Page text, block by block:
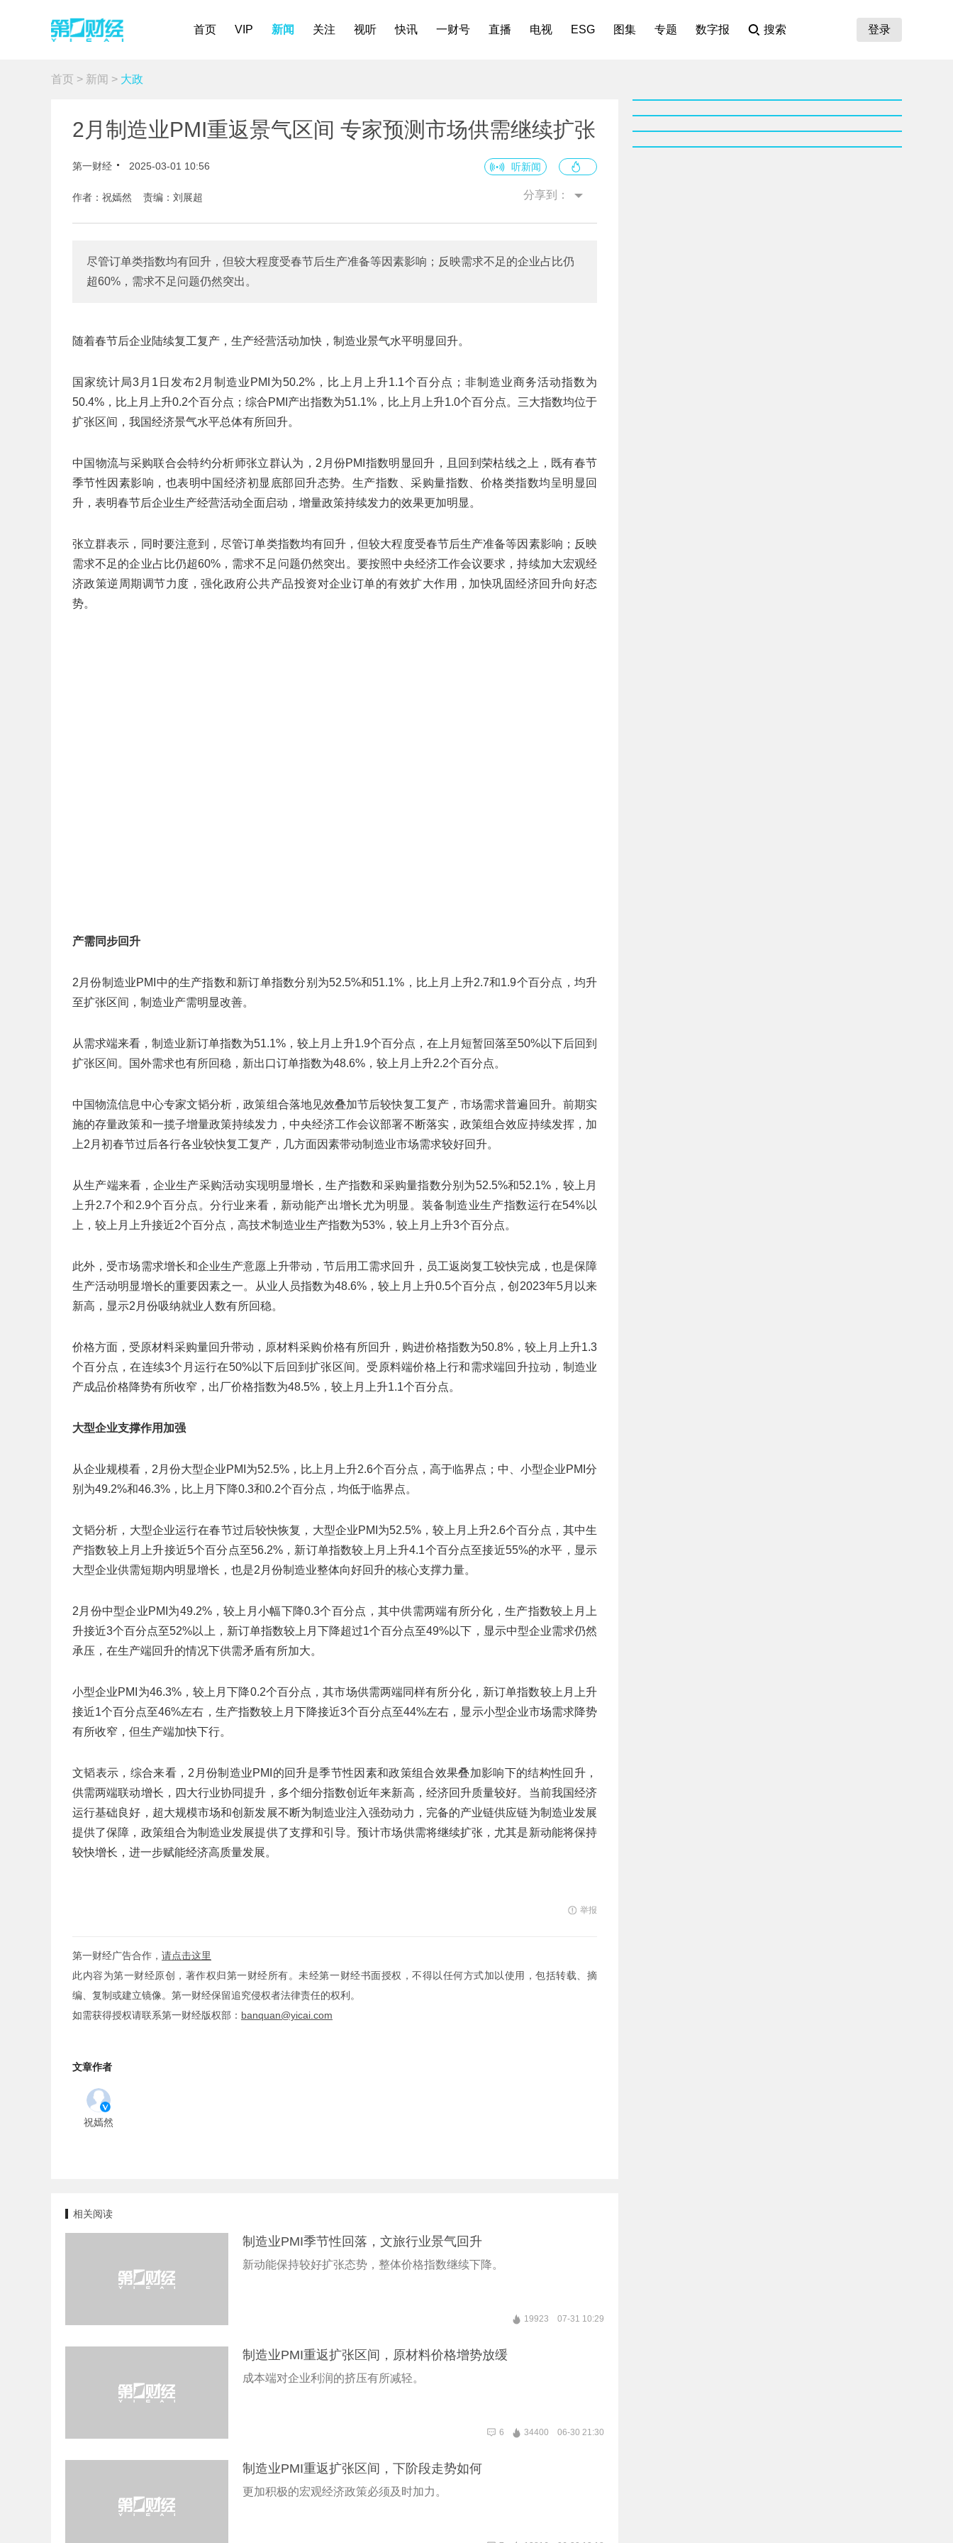
首页 VIP 新闻 关注 视听 快讯 一财号 直播 电视 ESG 图集 专题 数字报 搜索 登录
首页 > 新闻 > 大政
2月制造业PMI重返景气区间 专家预测市场供需继续扩张
第一财经 2025-03-01 10:56 听新闻
作者：祝嫣然 责编：刘展超 分享到：
尽管订单类指数均有回升，但较大程度受春节后生产准备等因素影响；反映需求不足的企业占比仍
超60%，需求不足问题仍然突出。
随着春节后企业陆续复工复产，生产经营活动加快，制造业景气水平明显回升。
国家统计局3月1日发布2月制造业PMI为50.2%，比上月上升1.1个百分点；非制造业商务活动指数为
50.4%，比上月上升0.2个百分点；综合PMI产出指数为51.1%，比上月上升1.0个百分点。三大指数均位于
扩张区间，我国经济景气水平总体有所回升。
中国物流与采购联合会特约分析师张立群认为，2月份PMI指数明显回升，且回到荣枯线之上，既有春节
季节性因素影响，也表明中国经济初显底部回升态势。生产指数、采购量指数、价格类指数均呈明显回
升，表明春节后企业生产经营活动全面启动，增量政策持续发力的效果更加明显。
张立群表示，同时要注意到，尽管订单类指数均有回升，但较大程度受春节后生产准备等因素影响；反映
需求不足的企业占比仍超60%，需求不足问题仍然突出。要按照中央经济工作会议要求，持续加大宏观经
济政策逆周期调节力度，强化政府公共产品投资对企业订单的有效扩大作用，加快巩固经济回升向好态
势。
产需同步回升
2月份制造业PMI中的生产指数和新订单指数分别为52.5%和51.1%，比上月上升2.7和1.9个百分点，均升
至扩张区间，制造业产需明显改善。
从需求端来看，制造业新订单指数为51.1%，较上月上升1.9个百分点，在上月短暂回落至50%以下后回到
扩张区间。国外需求也有所回稳，新出口订单指数为48.6%，较上月上升2.2个百分点。
中国物流信息中心专家文韬分析，政策组合落地见效叠加节后较快复工复产，市场需求普遍回升。前期实
施的存量政策和一揽子增量政策持续发力，中央经济工作会议部署不断落实，政策组合效应持续发挥，加
上2月初春节过后各行各业较快复工复产，几方面因素带动制造业市场需求较好回升。
从生产端来看，企业生产采购活动实现明显增长，生产指数和采购量指数分别为52.5%和52.1%，较上月
上升2.7个和2.9个百分点。分行业来看，新动能产出增长尤为明显。装备制造业生产指数运行在54%以
上，较上月上升接近2个百分点，高技术制造业生产指数为53%，较上月上升3个百分点。
此外，受市场需求增长和企业生产意愿上升带动，节后用工需求回升，员工返岗复工较快完成，也是保障
生产活动明显增长的重要因素之一。从业人员指数为48.6%，较上月上升0.5个百分点，创2023年5月以来
新高，显示2月份吸纳就业人数有所回稳。
价格方面，受原材料采购量回升带动，原材料采购价格有所回升，购进价格指数为50.8%，较上月上升1.3
个百分点，在连续3个月运行在50%以下后回到扩张区间。受原料端价格上行和需求端回升拉动，制造业
产成品价格降势有所收窄，出厂价格指数为48.5%，较上月上升1.1个百分点。
大型企业支撑作用加强
从企业规模看，2月份大型企业PMI为52.5%，比上月上升2.6个百分点，高于临界点；中、小型企业PMI分
别为49.2%和46.3%，比上月下降0.3和0.2个百分点，均低于临界点。
文韬分析，大型企业运行在春节过后较快恢复，大型企业PMI为52.5%，较上月上升2.6个百分点，其中生
产指数较上月上升接近5个百分点至56.2%，新订单指数较上月上升4.1个百分点至接近55%的水平，显示
大型企业供需短期内明显增长，也是2月份制造业整体向好回升的核心支撑力量。
2月份中型企业PMI为49.2%，较上月小幅下降0.3个百分点，其中供需两端有所分化，生产指数较上月上
升接近3个百分点至52%以上，新订单指数较上月下降超过1个百分点至49%以下，显示中型企业需求仍然
承压，在生产端回升的情况下供需矛盾有所加大。
小型企业PMI为46.3%，较上月下降0.2个百分点，其市场供需两端同样有所分化，新订单指数较上月上升
接近1个百分点至46%左右，生产指数较上月下降接近3个百分点至44%左右，显示小型企业市场需求降势
有所收窄，但生产端加快下行。
文韬表示，综合来看，2月份制造业PMI的回升是季节性因素和政策组合效果叠加影响下的结构性回升，
供需两端联动增长，四大行业协同提升，多个细分指数创近年来新高，经济回升质量较好。当前我国经济
运行基础良好，超大规模市场和创新发展不断为制造业注入强劲动力，完备的产业链供应链为制造业发展
提供了保障，政策组合为制造业发展提供了支撑和引导。预计市场供需将继续扩张，尤其是新动能将保持
较快增长，进一步赋能经济高质量发展。
举报
第一财经广告合作， 请点击这里
此内容为第一财经原创，著作权归第一财经所有。未经第一财经书面授权，不得以任何方式加以使用，包括转载、摘
编、复制或建立镜像。第一财经保留追究侵权者法律责任的权利。
如需获得授权请联系第一财经版权部： banquan@yicai.com
文章作者
祝嫣然
相关阅读
制造业PMI季节性回落，文旅行业景气回升
新动能保持较好扩张态势，整体价格指数继续下降。
19923 07-31 10:29
制造业PMI重返扩张区间，原材料价格增势放缓
成本端对企业利润的挤压有所减轻。
6 34400 06-30 21:30
制造业PMI重返扩张区间，下阶段走势如何
更加积极的宏观经济政策必须及时加力。